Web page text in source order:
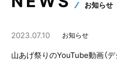
お知らせ
2023.07.10 お知らせ
山あげ祭りのYouTube動画（デ